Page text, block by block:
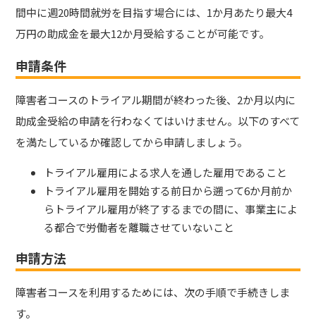
間中に週20時間就労を目指す場合には、1か月あたり最大4
万円の助成金を最大12か月受給することが可能です。
申請条件
障害者コースのトライアル期間が終わった後、2か月以内に
助成金受給の申請を行わなくてはいけません。以下のすべて
を満たしているか確認してから申請しましょう。
トライアル雇用による求人を通した雇用であること
トライアル雇用を開始する前日から遡って6か月前か
らトライアル雇用が終了するまでの間に、事業主によ
る都合で労働者を離職させていないこと
申請方法
障害者コースを利用するためには、次の手順で手続きしま
す。